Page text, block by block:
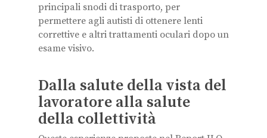
principali snodi di trasporto, per
permettere agli autisti di ottenere lenti
correttive e altri trattamenti oculari dopo un
esame visivo.
Dalla salute della vista del
lavoratore alla salute
della collettività